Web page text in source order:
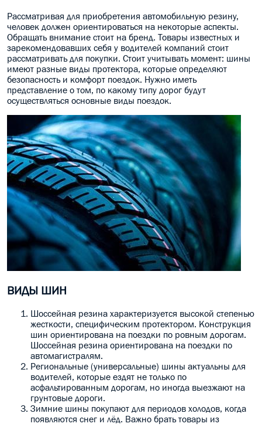
ИНДУСТРИАЛЬНЫЕ МАСЛА
АНТИФРИЗЫ СПЕЦЖИДКОСТИ
ПРИСАДКИ АВТОХИМИЯ
АВТО КОСМЕТИКА
МОТО МАСЛА
ВСЕ БРЕНДЫ
Рассматривая для приобретения автомобильную резину,
человек должен ориентироваться на некоторые аспекты.
Обращать внимание стоит на бренд. Товары известных и
зарекомендовавших себя у водителей компаний стоит
рассматривать для покупки. Стоит учитывать момент: шины
имеют разные виды протектора, которые определяют
безопасность и комфорт поездок. Нужно иметь
представление о том, по какому типу дорог будут
осуществляться основные виды поездок.
ВИДЫ ШИН
Шоссейная резина характеризуется высокой степенью
жесткости, специфическим протектором. Конструкция
шин ориентирована на поездки по ровным дорогам.
Шоссейная резина ориентирована на поездки по
автомагистралям.
Региональные (универсальные) шины актуальны для
водителей, которые ездят не только по
асфальтированным дорогам, но иногда выезжают на
грунтовые дороги.
Зимние шины покупают для периодов холодов, когда
появляются снег и лёд. Важно брать товары из